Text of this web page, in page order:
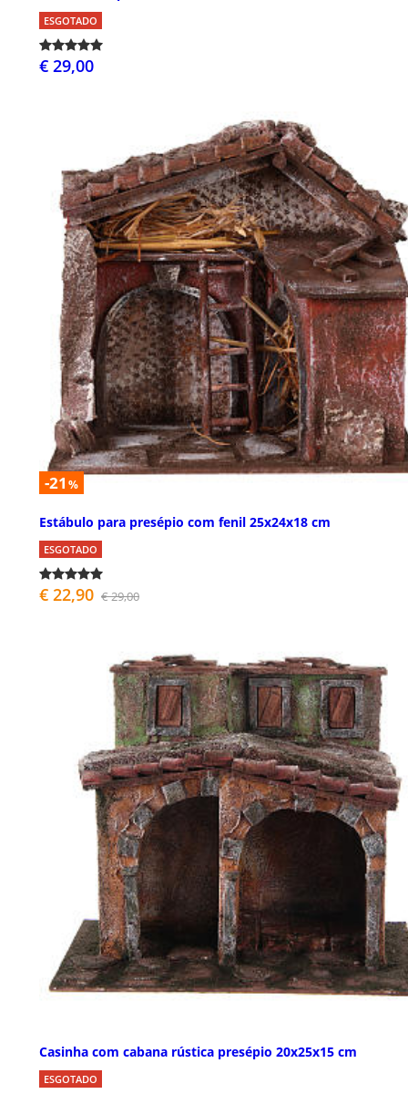
ESGOTADO
€ 29,00
-21 %
Estábulo para presépio com fenil 25x24x18 cm
ESGOTADO
€ 22,90 € 29,00
Casinha com cabana rústica presépio 20x25x15 cm
ESGOTADO